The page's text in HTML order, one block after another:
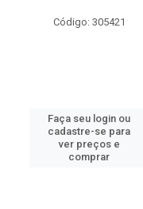
Código: 305421
Faça seu login ou
cadastre-se para
ver preços e
comprar